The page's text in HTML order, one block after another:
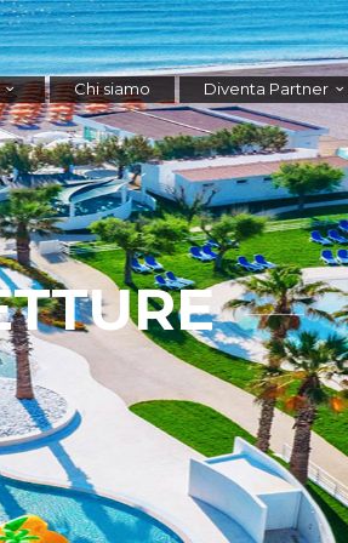
Chi siamo Diventa Partner